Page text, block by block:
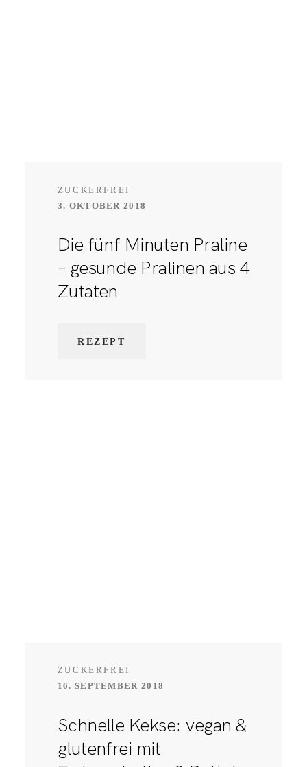
ZUCKERFREI
3. OKTOBER 2018
Die fünf Minuten Praline
– gesunde Pralinen aus 4
Zutaten
REZEPT
ZUCKERFREI
16. SEPTEMBER 2018
Schnelle Kekse: vegan &
glutenfrei mit